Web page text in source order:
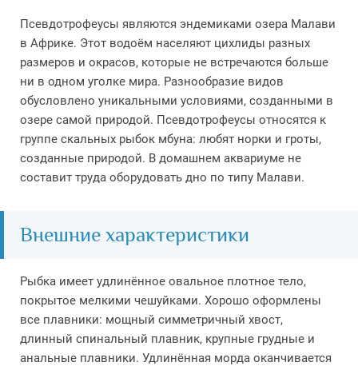
Псевдотрофеусы являются эндемиками озера Малави
в Африке. Этот водоём населяют цихлиды разных
размеров и окрасов, которые не встречаются больше
ни в одном уголке мира. Разнообразие видов
обусловлено уникальными условиями, созданными в
озере самой природой. Псевдотрофеусы относятся к
группе скальных рыбок мбуна: любят норки и гроты,
созданные природой. В домашнем аквариуме не
составит труда оборудовать дно по типу Малави.
Внешние характеристики
Рыбка имеет удлинённое овальное плотное тело,
покрытое мелкими чешуйками. Хорошо оформлены
все плавники: мощный симметричный хвост,
длинный спинальный плавник, крупные грудные и
анальные плавники. Удлинённая морда оканчивается